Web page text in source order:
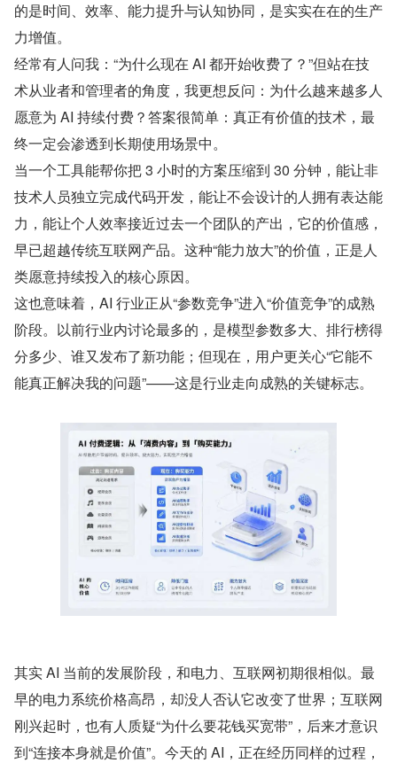
的是时间、效率、能力提升与认知协同，是实实在在的生产
力增值。
经常有人问我：“为什么现在 AI 都开始收费了？”但站在技
术从业者和管理者的角度，我更想反问：为什么越来越多人
愿意为 AI 持续付费？答案很简单：真正有价值的技术，最
终一定会渗透到长期使用场景中。
当一个工具能帮你把 3 小时的方案压缩到 30 分钟，能让非
技术人员独立完成代码开发，能让不会设计的人拥有表达能
力，能让个人效率接近过去一个团队的产出，它的价值感，
早已超越传统互联网产品。这种“能力放大”的价值，正是人
类愿意持续投入的核心原因。
这也意味着，AI 行业正从“参数竞争”进入“价值竞争”的成熟
阶段。以前行业内讨论最多的，是模型参数多大、排行榜得
分多少、谁又发布了新功能；但现在，用户更关心“它能不
能真正解决我的问题”——这是行业走向成熟的关键标志。
其实 AI 当前的发展阶段，和电力、互联网初期很相似。最
早的电力系统价格高昂，却没人否认它改变了世界；互联网
刚兴起时，也有人质疑“为什么要花钱买宽带”，后来才意识
到“连接本身就是价值”。今天的 AI，正在经历同样的过程，